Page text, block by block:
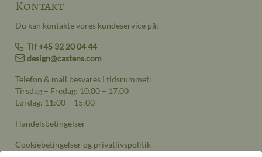
Kontakt
Du kan kontakte vores kundeservice på:
Tlf +45 32 20 04 44
design@castens.com
Telefon & mail besvares I tidsrummet:
Tirsdag – Fredag: 10.00 – 17.00
Lørdag: 11:00 – 15:00
Handelsbetingelser
Cookiebetingelser og privatlivspolitik